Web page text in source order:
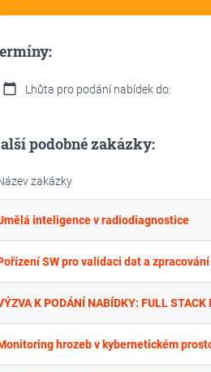
calendar_today Lhůta pro podání nabídek do:
podobné zakázky:
zakázky
inteligence v radiodiagnostice
SW pro validaci dat a
K PODÁNÍ NABÍDKY: FULL STACK
hrozeb v kybernetickém